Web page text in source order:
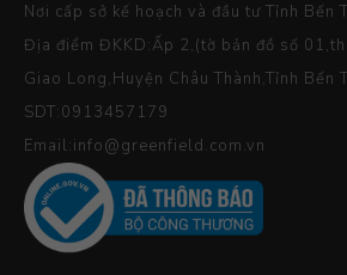
Nơi cấp sở kế hoạch và đầu tư Tỉnh Bến
Địa điểm ĐKKD:Ấp 2,(tờ bản đồ số
Giao Long,Huyện Châu Thành,Tỉnh Bến
SDT:0913457179
Email:info@greenfield.com.vn